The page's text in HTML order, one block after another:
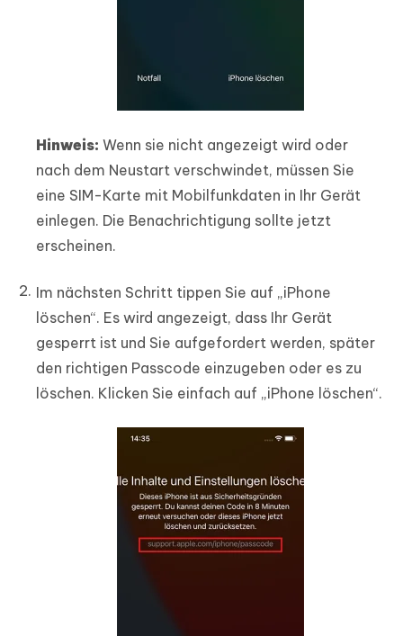
Hinweis: Wenn sie nicht angezeigt wird oder
nach dem Neustart verschwindet, müssen Sie
eine SIM-Karte mit Mobilfunkdaten in Ihr Gerät
einlegen. Die Benachrichtigung sollte jetzt
erscheinen.
Im nächsten Schritt tippen Sie auf „iPhone
löschen“. Es wird angezeigt, dass Ihr Gerät
gesperrt ist und Sie aufgefordert werden, später
den richtigen Passcode einzugeben oder es zu
löschen. Klicken Sie einfach auf „iPhone löschen“.